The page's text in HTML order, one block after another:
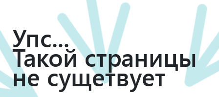
Упс...
Такой страницы
не сущетвует